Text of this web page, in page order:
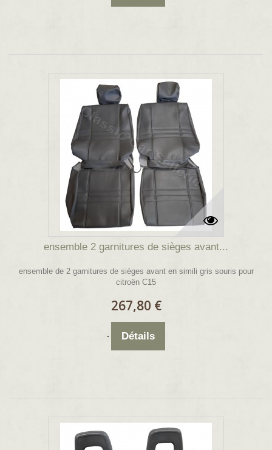
ensemble 2 garnitures de sièges avant...
ensemble de 2 garnitures de sièges avant en simili gris souris pour
citroën C15
267,80 €
Détails